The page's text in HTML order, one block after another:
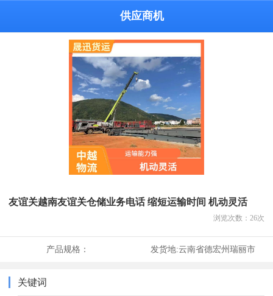
供应商机
友谊关越南友谊关仓储业务电话 缩短运输时间 机动灵活
浏览次数： 26次
产品规格： 发货地:云南省德宏州瑞丽市
关键词